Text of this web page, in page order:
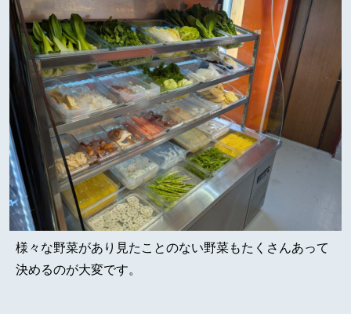
様々な野菜があり見たことのない野菜もたくさんあって
決めるのが大変です。